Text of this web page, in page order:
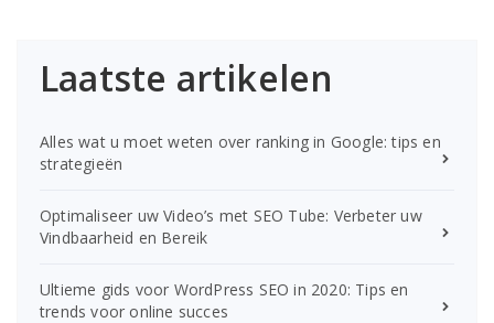
Laatste artikelen
Alles wat u moet weten over ranking in Google: tips en
strategieën
Optimaliseer uw Video’s met SEO Tube: Verbeter uw
Vindbaarheid en Bereik
Ultieme gids voor WordPress SEO in 2020: Tips en
trends voor online succes